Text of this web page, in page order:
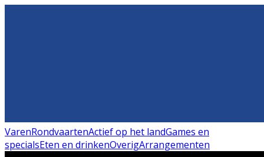
VarenRondvaartenActief op het landGames en
specialsEten en drinkenOverigArrangementen